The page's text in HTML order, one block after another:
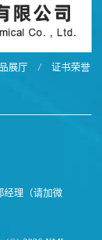
展厅 / 证书荣誉
经理（请加微